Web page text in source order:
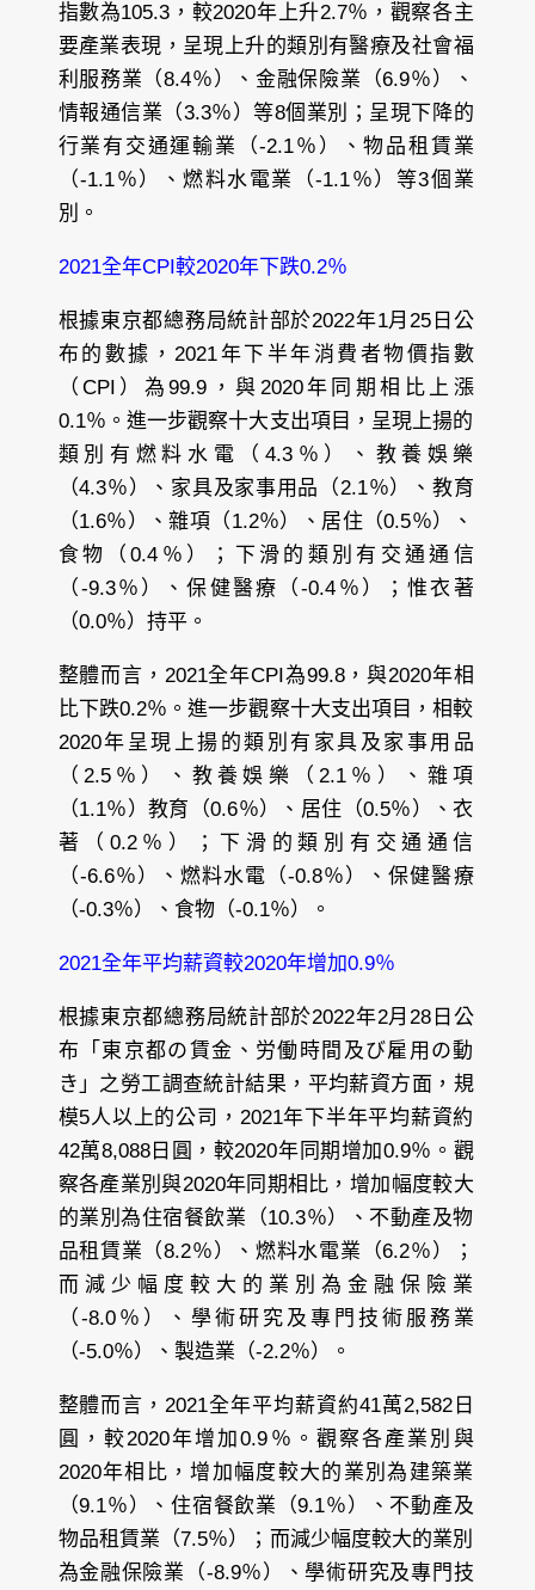
指數為105.3，較2020年上升2.7％，觀察各主
要產業表現，呈現上升的類別有醫療及社會福
利服務業（8.4％）、金融保險業（6.9％）、
情報通信業（3.3％）等8個業別；呈現下降的
行業有交通運輸業（-2.1％）、物品租賃業
（-1.1％）、燃料水電業（-1.1％）等3個業
別。
2021全年CPI較2020年下跌0.2％
根據東京都總務局統計部於2022年1月25日公
布的數據，2021年下半年消費者物價指數
（CPI）為99.9，與2020年同期相比上漲
0.1％。進一步觀察十大支出項目，呈現上揚的
類別有燃料水電（4.3％）、教養娛樂
（4.3％）、家具及家事用品（2.1％）、教育
（1.6％）、雜項（1.2％）、居住（0.5％）、
食物（0.4％）；下滑的類別有交通通信
（-9.3％）、保健醫療（-0.4％）；惟衣著
（0.0％）持平。
整體而言，2021全年CPI為99.8，與2020年相
比下跌0.2％。進一步觀察十大支出項目，相較
2020年呈現上揚的類別有家具及家事用品
（2.5％）、教養娛樂（2.1％）、雜項
（1.1％）教育（0.6％）、居住（0.5％）、衣
著（0.2％）；下滑的類別有交通通信
（-6.6％）、燃料水電（-0.8％）、保健醫療
（-0.3％）、食物（-0.1％）。
2021全年平均薪資較2020年增加0.9％
根據東京都總務局統計部於2022年2月28日公
布「東京都の賃金、労働時間及び雇用の動
き」之勞工調查統計結果，平均薪資方面，規
模5人以上的公司，2021年下半年平均薪資約
42萬8,088日圓，較2020年同期增加0.9％。觀
察各產業別與2020年同期相比，增加幅度較大
的業別為住宿餐飲業（10.3％）、不動產及物
品租賃業（8.2％）、燃料水電業（6.2％）；
而減少幅度較大的業別為金融保險業
（-8.0％）、學術研究及專門技術服務業
（-5.0％）、製造業（-2.2％）。
整體而言，2021全年平均薪資約41萬2,582日
圓，較2020年增加0.9％。觀察各產業別與
2020年相比，增加幅度較大的業別為建築業
（9.1％）、住宿餐飲業（9.1％）、不動產及
物品租賃業（7.5％）；而減少幅度較大的業別
為金融保險業（-8.9％）、學術研究及專門技